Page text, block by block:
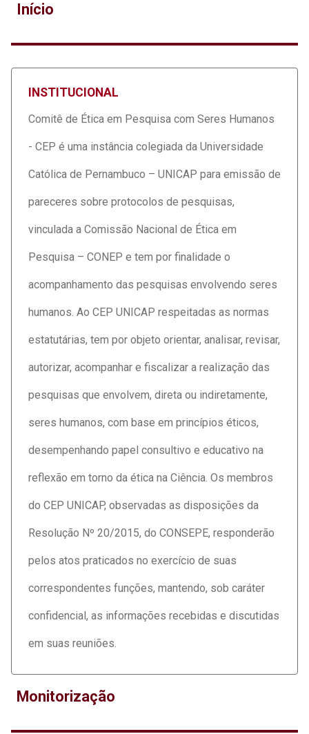
Início
INSTITUCIONAL
Comitê de Ética em Pesquisa com Seres Humanos
- CEP é uma instância colegiada da Universidade
Católica de Pernambuco – UNICAP para emissão de
pareceres sobre protocolos de pesquisas,
vinculada a Comissão Nacional de Ética em
Pesquisa – CONEP e tem por finalidade o
acompanhamento das pesquisas envolvendo seres
humanos. Ao CEP UNICAP respeitadas as normas
estatutárias, tem por objeto orientar, analisar, revisar,
autorizar, acompanhar e fiscalizar a realização das
pesquisas que envolvem, direta ou indiretamente,
seres humanos, com base em princípios éticos,
desempenhando papel consultivo e educativo na
reflexão em torno da ética na Ciência. Os membros
do CEP UNICAP, observadas as disposições da
Resolução Nº 20/2015, do CONSEPE, responderão
pelos atos praticados no exercício de suas
correspondentes funções, mantendo, sob caráter
confidencial, as informações recebidas e discutidas
em suas reuniões.
Monitorização